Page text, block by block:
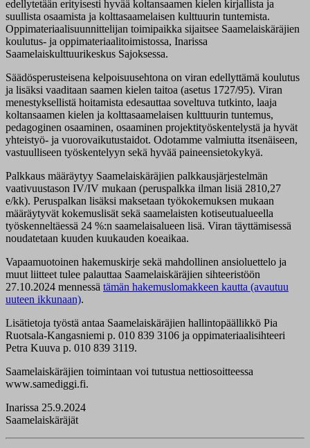
edellytetään erityisesti hyvää koltansaamen kielen kirjallista ja
suullista osaamista ja kolttasaamelaisen kulttuurin tuntemista.
Oppimateriaalisuunnittelijan toimipaikka sijaitsee Saamelaiskäräjien
koulutus- ja oppimateriaalitoimistossa, Inarissa
Saamelaiskulttuurikeskus Sajoksessa.
Säädösperusteisena kelpoisuusehtona on viran edellyttämä koulutus
ja lisäksi vaaditaan saamen kielen taitoa (asetus 1727/95). Viran
menestyksellistä hoitamista edesauttaa soveltuva tutkinto, laaja
koltansaamen kielen ja kolttasaamelaisen kulttuurin tuntemus,
pedagoginen osaaminen, osaaminen projektityöskentelystä ja hyvät
yhteistyö- ja vuorovaikutustaidot. Odotamme valmiutta itsenäiseen,
vastuulliseen työskentelyyn sekä hyvää paineensietokykyä.
Palkkaus määräytyy Saamelaiskäräjien palkkausjärjestelmän
vaativuustason IV/IV mukaan (peruspalkka ilman lisiä 2810,27
e/kk). Peruspalkan lisäksi maksetaan työkokemuksen mukaan
määräytyvät kokemuslisät sekä saamelaisten kotiseutualueella
työskenneltäessä 24 %:n saamelaisalueen lisä. Viran täyttämisessä
noudatetaan kuuden kuukauden koeaikaa.
Vapaamuotoinen hakemuskirje sekä mahdollinen ansioluettelo ja
muut liitteet tulee palauttaa Saamelaiskäräjien sihteeristöön
27.10.2024 mennessä tämän hakemuslomakkeen kautta (avautuu
uuteen ikkunaan).
Lisätietoja työstä antaa Saamelaiskäräjien hallintopäällikkö Pia
Ruotsala-Kangasniemi p. 010 839 3106 ja oppimateriaalisihteeri
Petra Kuuva p. 010 839 3119.
Saamelaiskäräjien toimintaan voi tutustua nettiosoitteessa
www.samediggi.fi.
Inarissa 25.9.2024
Saamelaiskäräjät